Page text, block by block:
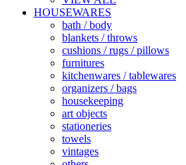
HOUSEWARES
bath / body
blankets / throws
cushions / rugs / pillows
furnitures
kitchenwares / tablewares
organizers / bags
housekeeping
art objects
stationeries
towels
vintages